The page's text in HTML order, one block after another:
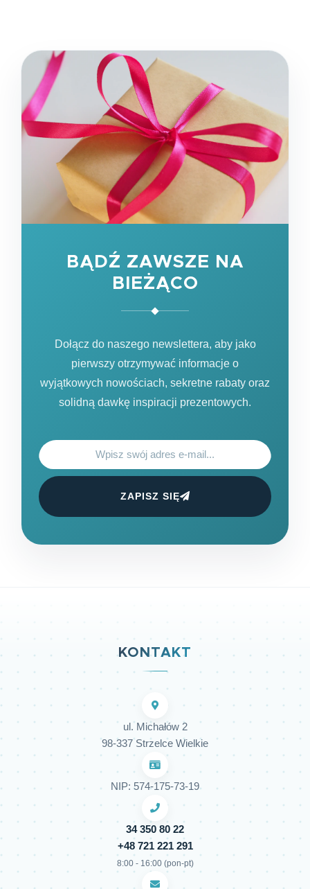
BĄDŹ ZAWSZE NA
BIEŻĄCO
Dołącz do naszego newslettera, aby jako
pierwszy otrzymywać informacje o
wyjątkowych nowościach, sekretne rabaty oraz
solidną dawkę inspiracji prezentowych.
ZAPISZ SIĘ
KONTAKT
ul. Michałów 2
98-337 Strzelce Wielkie
NIP: 574-175-73-19
34 350 80 22
+48 721 221 291
8:00 - 16:00 (pon-pt)